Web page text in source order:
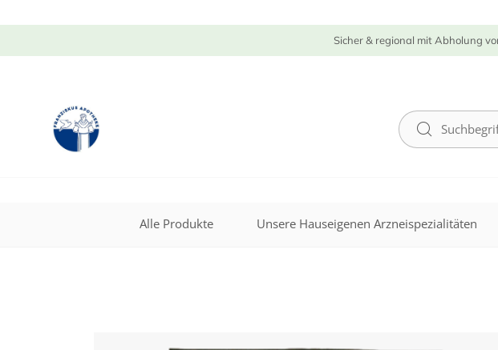
Sicher & regional mit Abholung
Alle Produkte Unsere Hauseigenen Arzneispezialitäten